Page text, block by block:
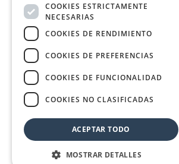
COOKIES ESTRICTAMENTE
NECESARIAS
COOKIES DE RENDIMIENTO
COOKIES DE PREFERENCIAS
COOKIES DE FUNCIONALIDAD
COOKIES NO CLASIFICADAS
ACEPTAR TODO
MOSTRAR DETALLES